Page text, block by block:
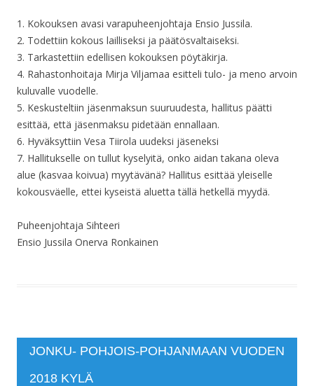
1. Kokouksen avasi varapuheenjohtaja Ensio Jussila.
2. Todettiin kokous lailliseksi ja päätösvaltaiseksi.
3. Tarkastettiin edellisen kokouksen pöytäkirja.
4. Rahastonhoitaja Mirja Viljamaa esitteli tulo- ja meno arvoin
kuluvalle vuodelle.
5. Keskusteltiin jäsenmaksun suuruudesta, hallitus päätti
esittää, että jäsenmaksu pidetään ennallaan.
6. Hyväksyttiin Vesa Tiirola uudeksi jäseneksi
7. Hallitukselle on tullut kyselyitä, onko aidan takana oleva
alue (kasvaa koivua) myytävänä? Hallitus esittää yleiselle
kokousväelle, ettei kyseistä aluetta tällä hetkellä myydä.
Puheenjohtaja Sihteeri
Ensio Jussila Onerva Ronkainen
JONKU- POHJOIS-POHJANMAAN VUODEN
2018 KYLÄ